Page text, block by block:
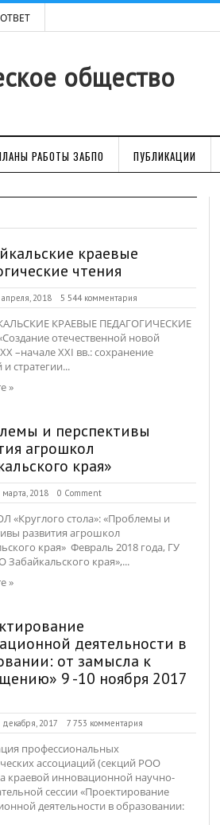
общество
РАБОТЫ ЗАБПО ПУБЛИКАЦИИ
краевые
чтения
апреля, 2018 5 544 комментария
КРАЕВЫЕ ПЕДАГОГИЧЕСКИЕ
отечественной новой
–начале XXI вв.: сохранение
стратегии...
»
и перспективы
агрошкол
края»
марта, 2018 0 Comment
«Круглого стола»: «Проблемы и
развития агрошкол
края» Февраль 2018 года, ГУ
края»,...
»
деятельности в
от замысла к
9 -10 ноября 2017
декабря, 2017 7 753 комментария
профессиональных
ассоциаций (секций РОО
краевой инновационной научно-
сессии «Проектирование
деятельности в образовании: